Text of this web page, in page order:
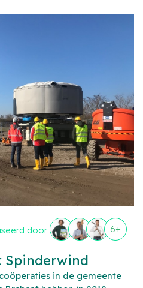
door 6+
Spinderwind
in de gemeente